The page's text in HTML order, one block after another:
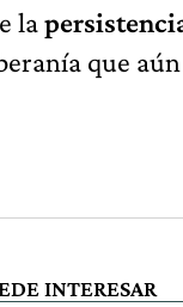
la
que
INTERESAR